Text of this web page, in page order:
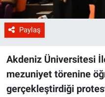
Paylaş
Akdeniz Üniversitesi
mezuniyet törenine
gerçekleştirdiği